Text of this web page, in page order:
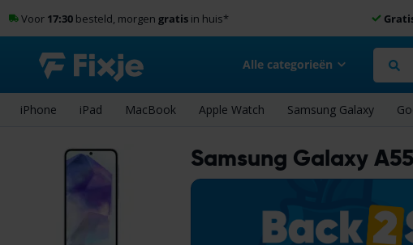
Voor 17:30besteld, morgen gratisin huis*
Alle categorieën
Zoeken
iPhone iPad MacBook Apple Watch Samsung Galaxy
Samsung Galaxy